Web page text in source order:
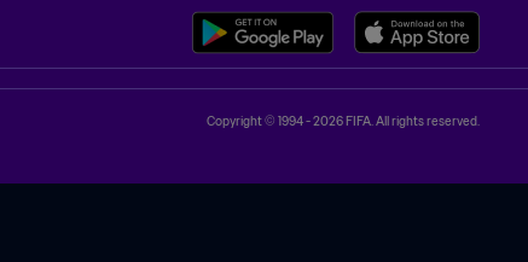
Copyright © 1994 - 2026 FIFA. All rights reserved.